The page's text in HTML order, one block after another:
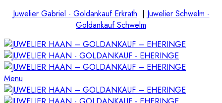
Juwelier Gabriel - Goldankauf Erkrath | Juwelier Schwelm -
Goldankauf Schwelm
Menu